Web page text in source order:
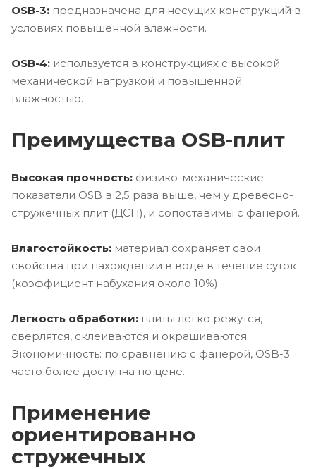
OSB-3: предназначена для несущих конструкций в
условиях повышенной влажности.
OSB-4: используется в конструкциях с высокой
механической нагрузкой и повышенной
влажностью.
Преимущества OSB-плит
Высокая прочность: физико-механические
показатели OSB в 2,5 раза выше, чем у древесно-
стружечных плит (ДСП), и сопоставимы с фанерой.
Влагостойкость: материал сохраняет свои
свойства при нахождении в воде в течение суток
(коэффициент набухания около 10%).
Легкость обработки: плиты легко режутся,
сверлятся, склеиваются и окрашиваются.
Экономичность: по сравнению с фанерой, OSB-3
часто более доступна по цене.
Применение
ориентированно
стружечных